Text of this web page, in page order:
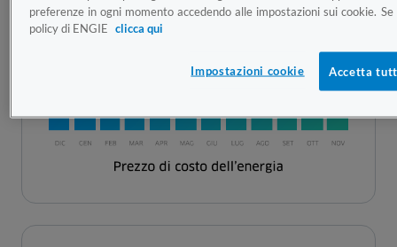
preferenze in ogni momento accedendo alle impostazioni sui cookie.
policy di ENGIE clicca qui
Impostazioni cookie Accetta